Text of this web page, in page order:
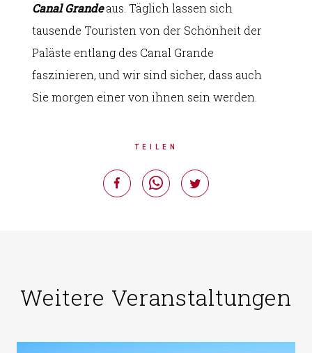
Canal Grande aus. Täglich lassen sich
tausende Touristen von der Schönheit der
Paläste entlang des Canal Grande
faszinieren, und wir sind sicher, dass auch
Sie morgen einer von ihnen sein werden.
TEILEN
Weitere Veranstaltungen